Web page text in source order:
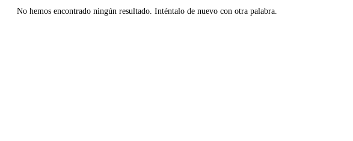
No hemos encontrado ningún resultado. Inténtalo de nuevo con otra palabra.